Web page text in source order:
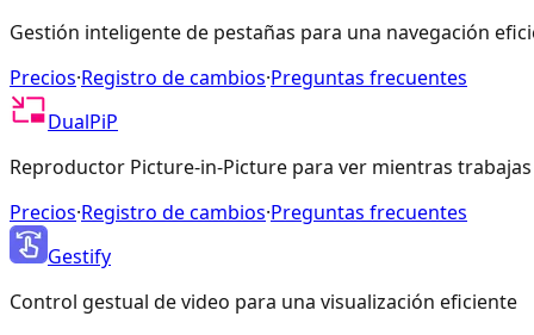
Gestión inteligente de pestañas para una navegación
Precios·Registro de cambios·Preguntas frecuentes
DualPiP
Reproductor Picture-in-Picture para ver mientras trabajas
Precios·Registro de cambios·Preguntas frecuentes
Gestify
Control gestual de video para una visualización eficiente